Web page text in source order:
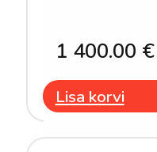
1 400.00 €
Lisa korvi